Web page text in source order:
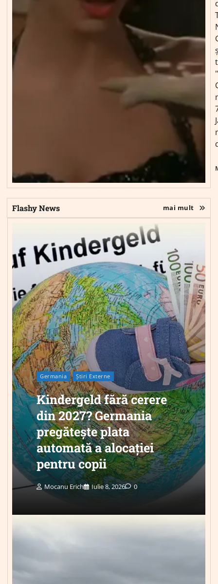
Flashy News mai mult
Germania Știri Externe
Kindergeld fără cerere
din 2027? Germania
pregătește plata
automată a alocației
pentru copii
Mocanu Erich Iulie 8, 2026 0